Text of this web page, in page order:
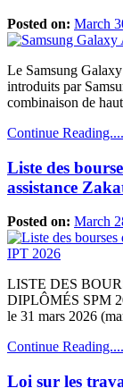
Posted on: March
Le Samsung
introduits par
combinaison de
Continue Reading....
Liste des
assistance
Posted on: March
LISTE DES
DIPLÔMÉS SPM
le 31 mars 2026
Continue Reading....
Loi sur les